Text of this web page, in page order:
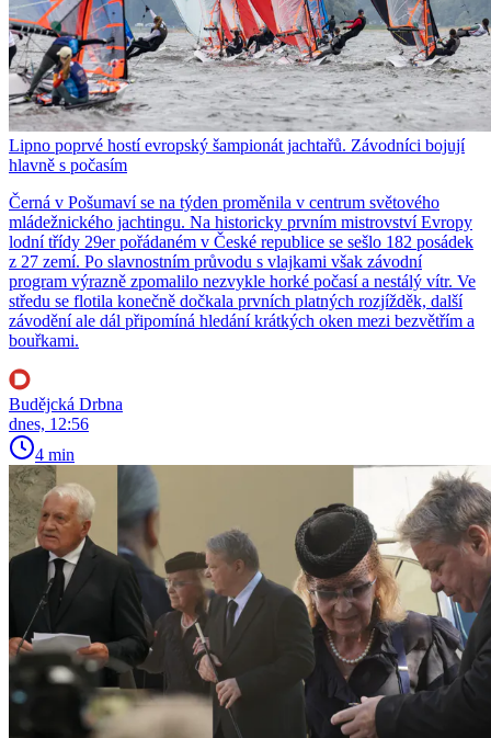
Lipno poprvé hostí evropský šampionát jachtařů. Závodníci bojují
hlavně s počasím
Černá v Pošumaví se na týden proměnila v centrum světového
mládežnického jachtingu. Na historicky prvním mistrovství Evropy
lodní třídy 29er pořádaném v České republice se sešlo 182 posádek
z 27 zemí. Po slavnostním průvodu s vlajkami však závodní
program výrazně zpomalilo nezvykle horké počasí a nestálý vítr. Ve
středu se flotila konečně dočkala prvních platných rozjížděk, další
závodění ale dál připomíná hledání krátkých oken mezi bezvětřím a
bouřkami.
Budějcká Drbna
dnes, 12:56
4 min